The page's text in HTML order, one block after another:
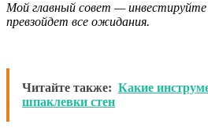
Мой главный совет — инвестируйте
превзойдет все ожидания.
Читайте также: Какие
шпаклевки стен